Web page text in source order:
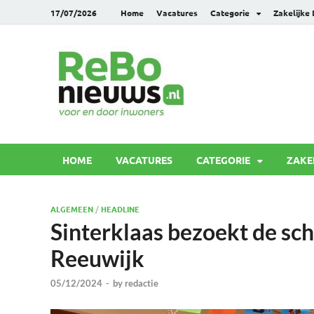
17/07/2026 Home Vacatures Categorie Zakelijke
HOME VACATURES CATEGORIE
ALGEMEEN / HEADLINE
Sinterklaas bezoekt de
Reeuwijk
05/12/2024 - by redactie